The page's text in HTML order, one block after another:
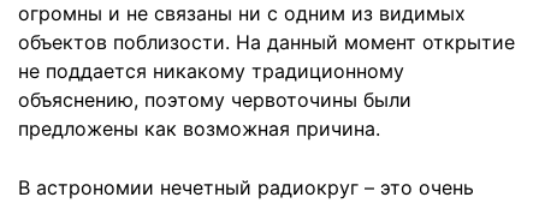
огромны и не связаны ни с одним из видимых
объектов поблизости. На данный момент открытие
не поддается никакому традиционному
объяснению, поэтому червоточины были
предложены как возможная причина.
В астрономии нечетный радиокруг – это очень